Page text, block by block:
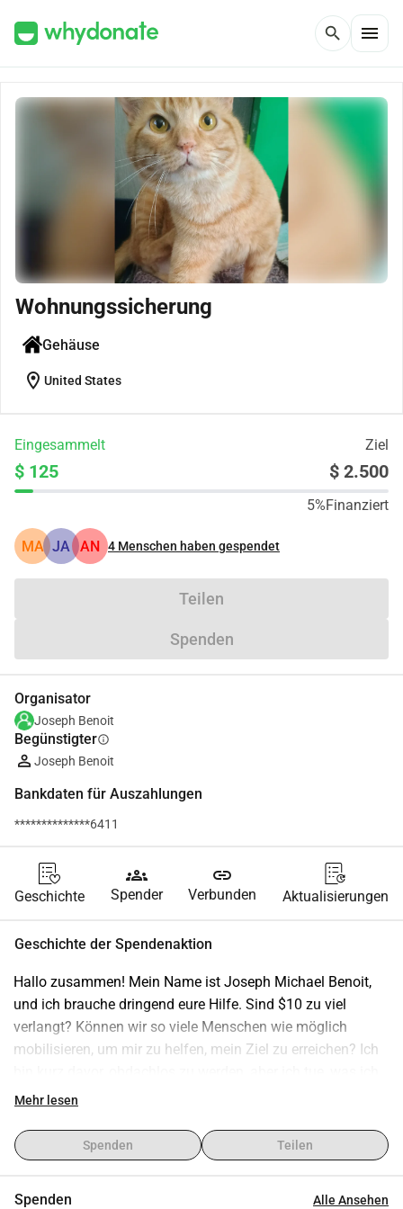
search menu
Wohnungssicherung
Gehäuse
location_on United States
Eingesammelt Ziel
$ 125 $ 2.500
5%Finanziert
MA JA AN 4 Menschen haben gespendet
Teilen
Spenden
Organisator
Joseph Benoit
Begünstigterinfo
Joseph Benoit
Bankdaten für Auszahlungen
**************6411
Geschichte
groups
Spender
link
Verbunden Aktualisierungen
Geschichte der Spendenaktion
Hallo zusammen! Mein Name ist Joseph Michael Benoit,
und ich brauche dringend eure Hilfe. Sind $10 zu viel
verlangt? Können wir so viele Menschen wie möglich
mobilisieren, um mir zu helfen, mein Ziel zu erreichen? Ich
kann, um das zu verhindern. Ich arbeite derzeit als
ist es ein auf Aufträgen basierender Job, und die Zeiten
waren in letzter Zeit schwierig. Die Altersrente der
Mehr lesen
Spenden Teilen
Spenden Alle Ansehen